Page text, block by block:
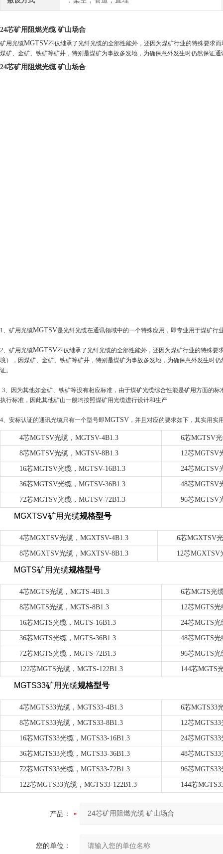
24芯矿用阻燃光缆 矿山场合
矿用光缆MGTSV不仅继承了光纤光缆的全部性能外，还因为煤矿行业的特殊要求
煤矿、金矿、铁矿等矿井，特别是煤矿为事故多发地，为确保意外发生时仍然保证
24芯矿用阻燃光缆 矿山场合
1 、矿用光缆MGTSV是光纤光缆在通讯领域中的一个特殊应用，即专业用于煤矿
2 、矿用光缆MGTSV不仅继承了光纤光缆的全部性能外，还因为煤矿行业的特殊
境），因煤矿、金矿、铁矿等矿井，特别是煤矿为事故多发地，为确保意外发生时
证。
3 、因为其他如金矿、铁矿等没有相应标准，由于煤矿光缆综合性能是矿用方面的
执行标准，因此其他矿山一般均按照煤矿用光缆进行设计和生产
4 、安标认证的通讯光缆只有一个型号即MGTSV ，并且对应的要求如下，其实用实
4芯MGTSV光缆， MGTSV-4B1.3 6芯MGTSV
8芯MGTSV光缆， MGTSV-8B1.3 12芯MGTSV
16芯MGTSV光缆 ， MGTSV-16B1.3 24芯MGTSV
36芯MGTSV光缆， MGTSV-36B1.3 48芯MGTSV
72芯MGTSV光缆， MGTSV-72B1.3 96芯MGTSV
MGXTSV矿用光缆规格型号
4芯MGXTSV光缆， MGXTSV-4B1.3 6芯MGXTSV
8芯MGXTSV光缆， MGXTSV-8B1.3 12芯MGXTSV
MGTS矿用光缆规格型号
4芯MGTS光缆， MGTS-4B1.3 6芯MGTS光
8芯MGTS光缆， MGTS-8B1.3 12芯MGTS光
16芯MGTS光缆， MGTS-16B1.3 24芯MGTS光
36芯MGTS光缆， MGTS-36B1.3 48芯MGTS光
72芯MGTS光缆， MGTS-72B1.3 96芯MGTS光
122芯MGTS光缆， MGTS-122B1.3 144芯MGTS
MGTS33矿用光缆规格型号
4芯MGTS33光缆， MGTS33-4B1.3 6芯MGTS33
8芯MGTS33光缆， MGTS33-8B1.3 12芯MGTS33
16芯MGTS33光缆， MGTS33-16B1.3 24芯MGTS33
36芯MGTS33光缆， MGTS33-36B1.3 48芯MGTS33
72芯MGTS33光缆， MGTS33-72B1.3 96芯MGTS33
122芯MGTS33光缆， MGTS33-122B1.3 144芯
产品：
您的单位：